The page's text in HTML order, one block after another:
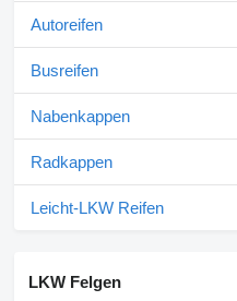
Autoreifen
Busreifen
Nabenkappen
Radkappen
Leicht-LKW Reifen
LKW Felgen